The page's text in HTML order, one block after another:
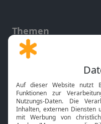
Themen
Gott und Bibel erklärt
Neuigkeiten